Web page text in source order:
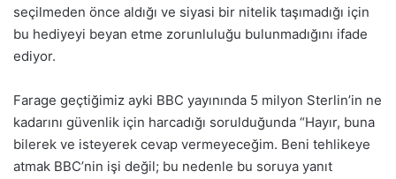
seçilmeden önce aldığı ve siyasi bir nitelik taşımadığı için
bu hediyeyi beyan etme zorunluluğu bulunmadığını ifade
ediyor.
Farage geçtiğimiz ayki BBC yayınında 5 milyon Sterlin’in ne
kadarını güvenlik için harcadığı sorulduğunda “Hayır, buna
bilerek ve isteyerek cevap vermeyeceğim. Beni tehlikeye
atmak BBC’nin işi değil; bu nedenle bu soruya yanıt